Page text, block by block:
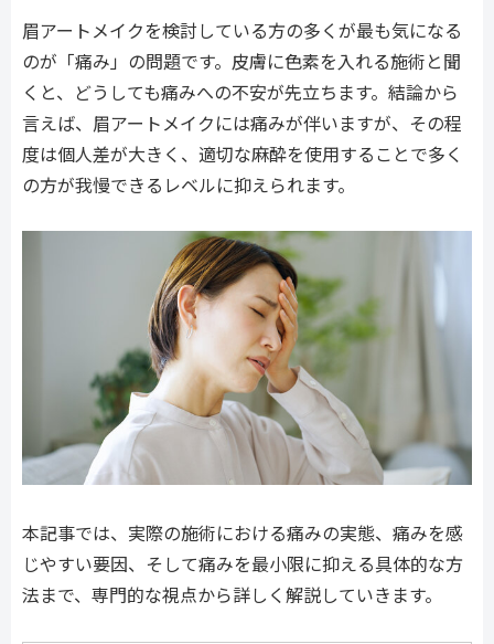
眉アートメイクを検討している方の多くが最も気になる
のが「痛み」の問題です。皮膚に色素を入れる施術と聞
くと、どうしても痛みへの不安が先立ちます。結論から
言えば、眉アートメイクには痛みが伴いますが、その程
度は個人差が大きく、適切な麻酔を使用することで多く
の方が我慢できるレベルに抑えられます。
本記事では、実際の施術における痛みの実態、痛みを感
じやすい要因、そして痛みを最小限に抑える具体的な方
法まで、専門的な視点から詳しく解説していきます。